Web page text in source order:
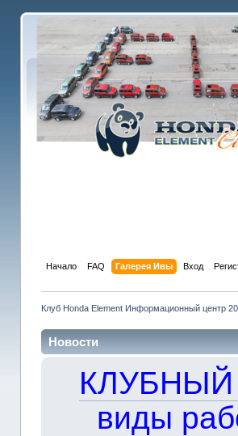
Начало FAQ Галерея Ивы Вход
Клуб Honda Element Информационный центр
Новости
КЛУБНЫЙ
виды